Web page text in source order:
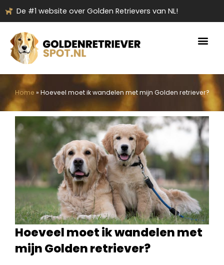
Ga
naar
inhoud
De #1 website over Golden Retrievers van NL!
Home » Hoeveel moet ik wandelen met mijn Golden retriever?
Hoeveel moet ik wandelen met
mijn Golden retriever?